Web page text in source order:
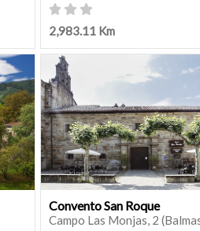
2,983.11 Km
Convento San Roque
Campo Las Monjas, 2